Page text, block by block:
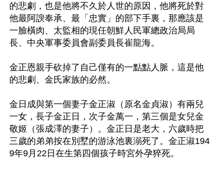
的悲劇，也是他將不久於人世的原因，他將死於對
他最阿諛奉承、最「忠實」的部下手裏，那應該是
一臉橫肉、太監相的現任朝鮮人民軍總政治局局
長、中央軍事委員會副委員長崔龍海。
金正恩親手砍掉了自己僅有的一點點人脈，這是他
的悲劇、金氏家族的必然。
金日成與第一個妻子金正淑（原名金貞淑）有兩兒
一女，長子金正日，次子金萬一，第三個是女兒金
敬姬（張成澤的妻子）。金正日是老大，六歲時把
三歲的弟弟按在別墅的游泳池裏溺死了。金正淑194
9年9月22日在生第四個孩子時宮外孕猝死。